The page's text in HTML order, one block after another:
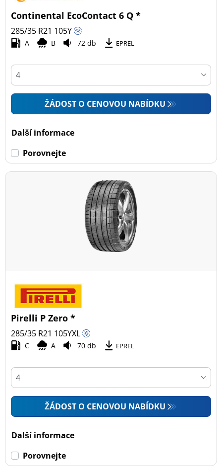
Continental EcoContact 6 Q *
285/35 R21 105Y
A B 72 db EPREL
ŽÁDOST O CENOVOU NABÍDKU
Další informace
Porovnejte
Pirelli P Zero *
285/35 R21 105YXL
C A 70 db EPREL
ŽÁDOST O CENOVOU NABÍDKU
Další informace
Porovnejte